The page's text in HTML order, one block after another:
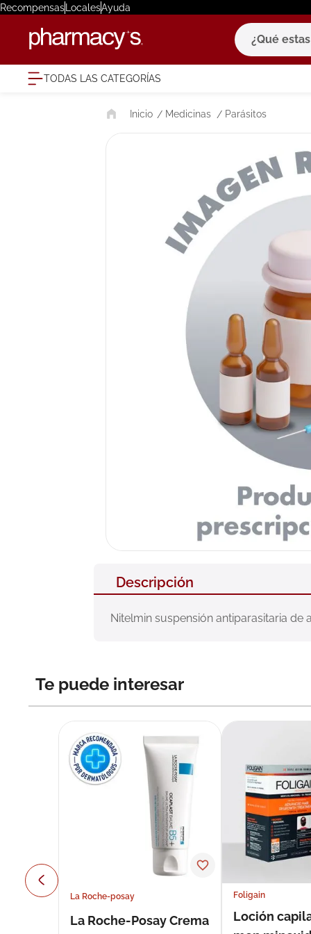
RecompensasLocalesAyuda
¿Qué estas
TODAS LAS CATEGORÍAS
Medicinas Parásitos
Descripción
Nitelmin suspensión antiparasitaria
Te puede interesar
La Roche-posay
La Roche-Posay Crema
Foligain
Loción
1.
3.
7.
. roche
9. megacistin
10 pañales